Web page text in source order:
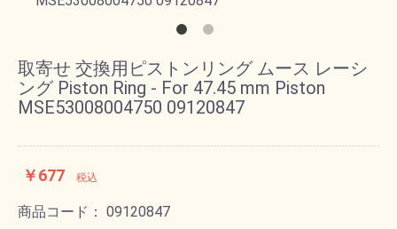
取寄せ 交換用ピストンリング ムース レーシ
ング Piston Ring - For 47.45 mm Piston
MSE53008004750 09120847
￥677 税込
商品コード： 09120847